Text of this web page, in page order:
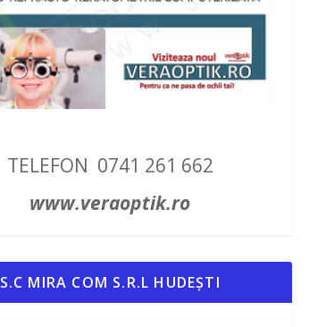
TELEFON 0741 261 662
www.veraoptik.ro
S.C MIRA COM S.R.L HUDEȘTI